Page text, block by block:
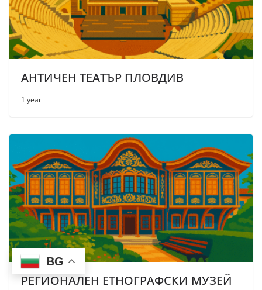
АНТИЧЕН ТЕАТЪР ПЛОВДИВ
1 year
РЕГИОНАЛЕН ЕТНОГРАФСКИ МУЗЕЙ
BG